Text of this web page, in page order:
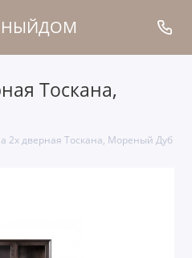
Тоскана,
2х дверная Тоскана, Мореный Дуб